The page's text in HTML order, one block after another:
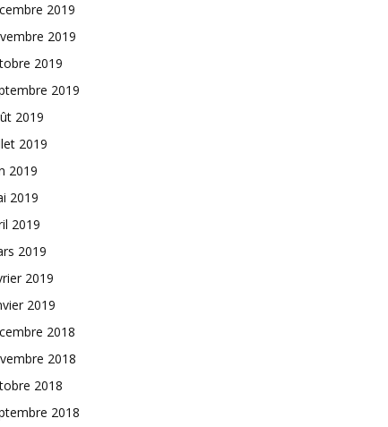
2019
2019
2019
2019
2019
2019
2019
2019
2019
2019
2019
2019
2018
2018
2018
2018